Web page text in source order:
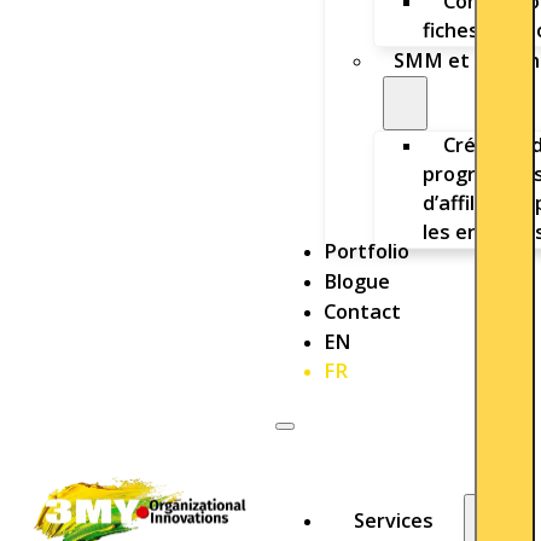
fiches
SMM et
Création
d’affiliation
les
Portfolio
Blogue
Contact
EN
FR
Services